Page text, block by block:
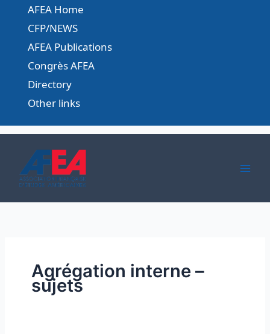
content
AFEA Home
CFP/NEWS
AFEA Publications
Congrès AFEA
Directory
Other links
Agrégation interne –
sujets